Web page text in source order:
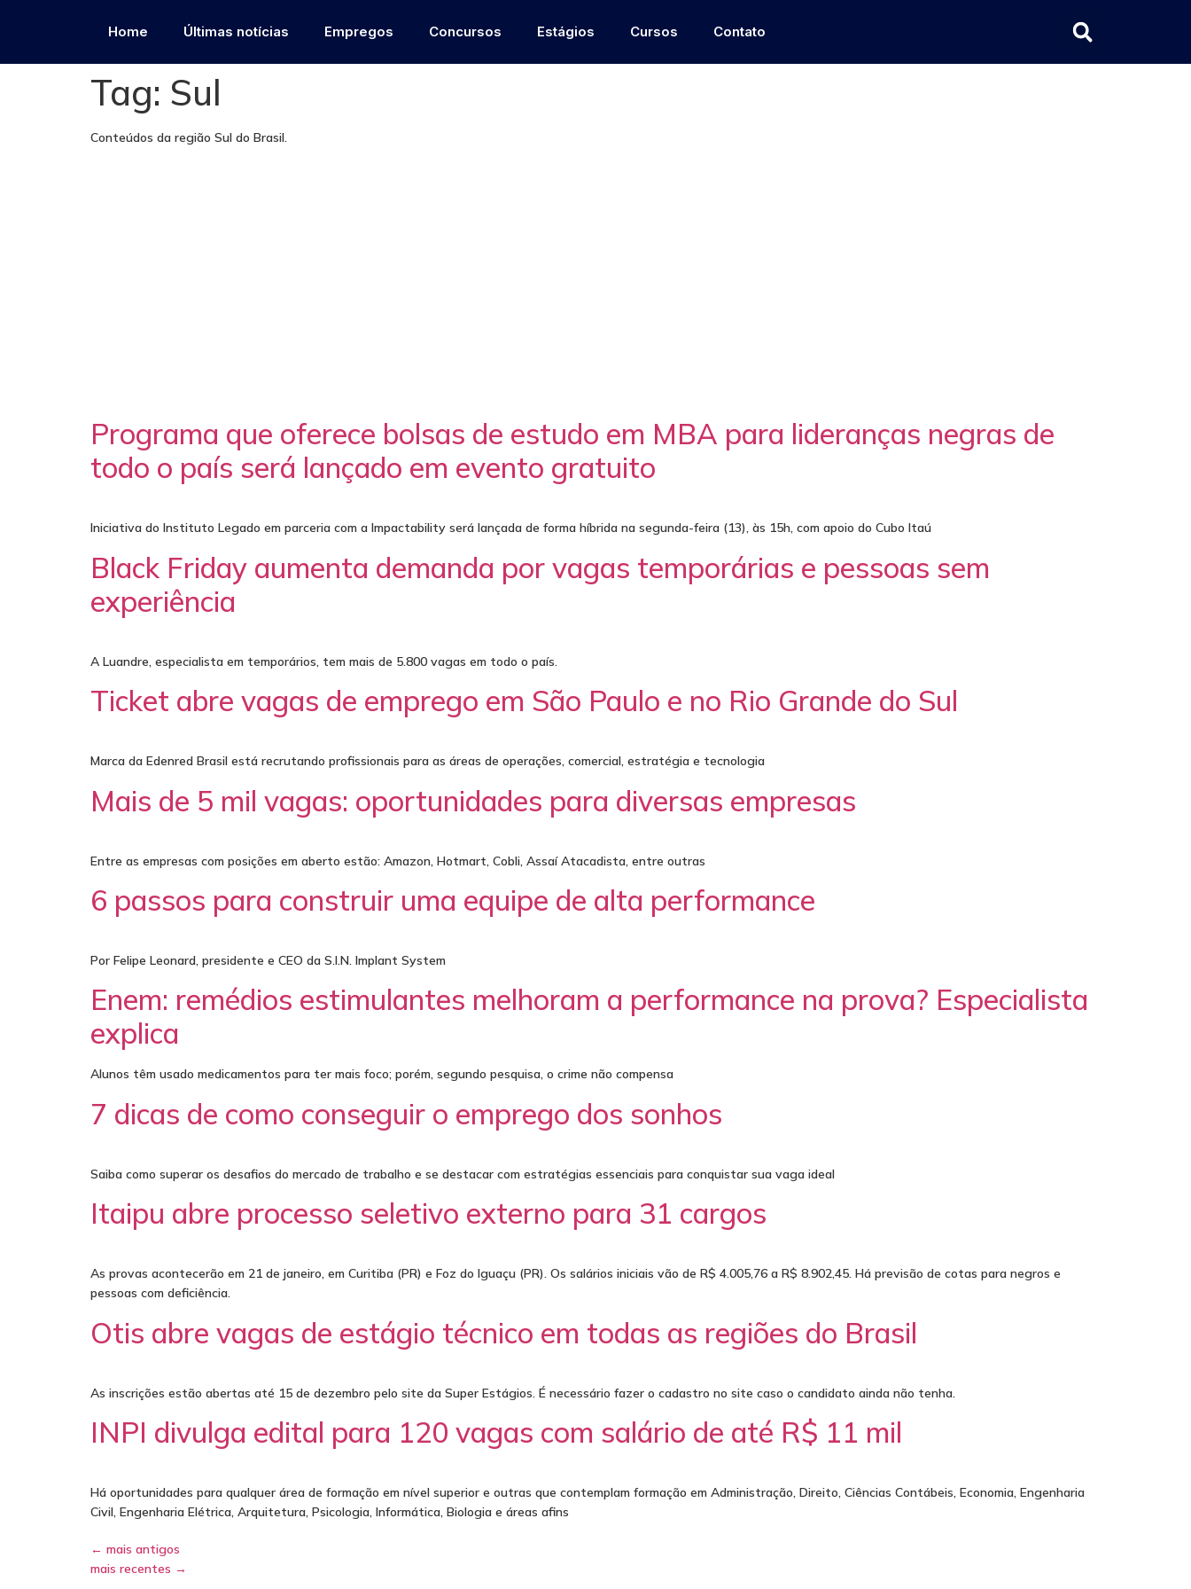
Home Últimas notícias Empregos Concursos Estágios Cursos Contato
Tag: Sul
Conteúdos da região Sul do Brasil.
Programa que oferece bolsas de estudo em MBA para lideranças negras de
todo o país será lançado em evento gratuito
Iniciativa do Instituto Legado em parceria com a Impactability será lançada de forma híbrida na segunda-feira (13), às 15h, com apoio do Cubo Itaú
Black Friday aumenta demanda por vagas temporárias e pessoas sem
experiência
A Luandre, especialista em temporários, tem mais de 5.800 vagas em todo o país.
Ticket abre vagas de emprego em São Paulo e no Rio Grande do Sul
Marca da Edenred Brasil está recrutando profissionais para as áreas de operações, comercial, estratégia e tecnologia
Mais de 5 mil vagas: oportunidades para diversas empresas
Entre as empresas com posições em aberto estão: Amazon, Hotmart, Cobli, Assaí Atacadista, entre outras
6 passos para construir uma equipe de alta performance
Por Felipe Leonard, presidente e CEO da S.I.N. Implant System
Enem: remédios estimulantes melhoram a performance na prova? Especialista
explica
Alunos têm usado medicamentos para ter mais foco; porém, segundo pesquisa, o crime não compensa
7 dicas de como conseguir o emprego dos sonhos
Saiba como superar os desafios do mercado de trabalho e se destacar com estratégias essenciais para conquistar sua vaga ideal
Itaipu abre processo seletivo externo para 31 cargos
As provas acontecerão em 21 de janeiro, em Curitiba (PR) e Foz do Iguaçu (PR). Os salários iniciais vão de R$ 4.005,76 a R$ 8.902,45. Há previsão de cotas para negros e
pessoas com deficiência.
Otis abre vagas de estágio técnico em todas as regiões do Brasil
As inscrições estão abertas até 15 de dezembro pelo site da Super Estágios. É necessário fazer o cadastro no site caso o candidato ainda não tenha.
INPI divulga edital para 120 vagas com salário de até R$ 11 mil
Há oportunidades para qualquer área de formação em nível superior e outras que contemplam formação em Administração, Direito, Ciências Contábeis, Economia, Engenharia
Civil, Engenharia Elétrica, Arquitetura, Psicologia, Informática, Biologia e áreas afins
← mais antigos
mais recentes →